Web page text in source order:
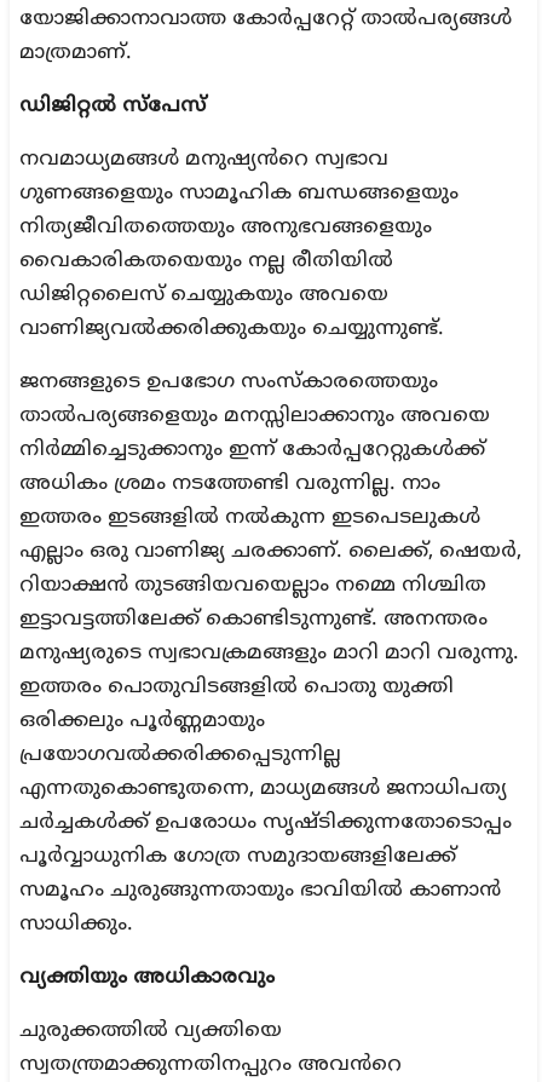
യോജിക്കാനാവാത്ത കോർപ്പറേറ്റ് താൽപര്യങ്ങൾ
മാത്രമാണ്.
ഡിജിറ്റൽ സ്പേസ്
നവമാധ്യമങ്ങൾ മനുഷ്യൻറെ സ്വഭാവ
ഗുണങ്ങളെയും സാമൂഹിക ബന്ധങ്ങളെയും
നിത്യജീവിതത്തെയും അനുഭവങ്ങളെയും
വൈകാരികതയെയും നല്ല രീതിയിൽ
ഡിജിറ്റലൈസ് ചെയ്യുകയും അവയെ
വാണിജ്യവൽക്കരിക്കുകയും ചെയ്യുന്നുണ്ട്.
ജനങ്ങളുടെ ഉപഭോഗ സംസ്കാരത്തെയും
താൽപര്യങ്ങളെയും മനസ്സിലാക്കാനും അവയെ
നിർമ്മിച്ചെടുക്കാനും ഇന്ന് കോർപ്പറേറ്റുകൾക്ക്
അധികം ശ്രമം നടത്തേണ്ടി വരുന്നില്ല. നാം
ഇത്തരം ഇടങ്ങളിൽ നൽകുന്ന ഇടപെടലുകൾ
എല്ലാം ഒരു വാണിജ്യ ചരക്കാണ്. ലൈക്ക്, ഷെയർ,
റിയാക്ഷൻ തുടങ്ങിയവയെല്ലാം നമ്മെ നിശ്ചിത
ഇട്ടാവട്ടത്തിലേക്ക് കൊണ്ടിടുന്നുണ്ട്. അനന്തരം
മനുഷ്യരുടെ സ്വഭാവക്രമങ്ങളും മാറി മാറി വരുന്നു.
ഇത്തരം പൊതുവിടങ്ങളിൽ പൊതു യുക്തി
ഒരിക്കലും പൂർണ്ണമായും
പ്രയോഗവൽക്കരിക്കപ്പെടുന്നില്ല
എന്നതുകൊണ്ടുതന്നെ, മാധ്യമങ്ങൾ ജനാധിപത്യ
ചർച്ചകൾക്ക് ഉപരോധം സൃഷ്ടിക്കുന്നതോടൊപ്പം
പൂർവ്വാധുനിക ഗോത്ര സമുദായങ്ങളിലേക്ക്
സമൂഹം ചുരുങ്ങുന്നതായും ഭാവിയിൽ കാണാൻ
സാധിക്കും.
വ്യക്തിയും അധികാരവും
ചുരുക്കത്തിൽ വ്യക്തിയെ
സ്വതന്ത്രമാക്കുന്നതിനപ്പുറം അവൻറെ